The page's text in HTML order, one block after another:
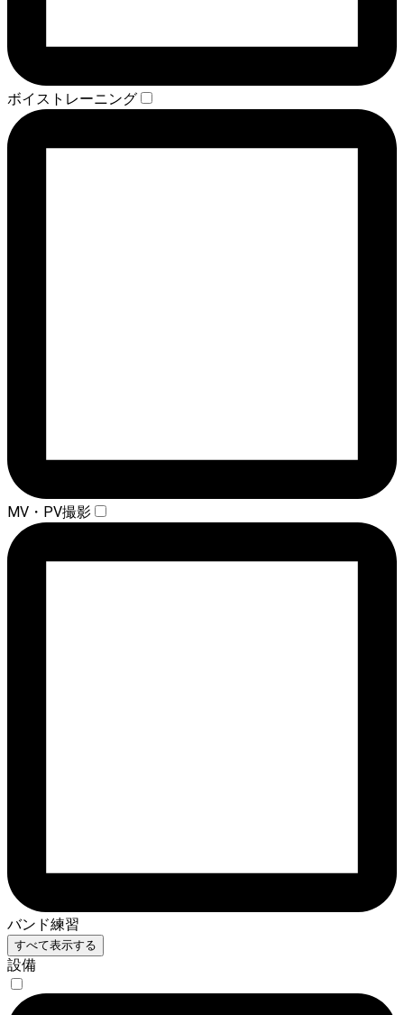
ボイストレーニング
MV・PV撮影
バンド練習
すべて表示する
設備